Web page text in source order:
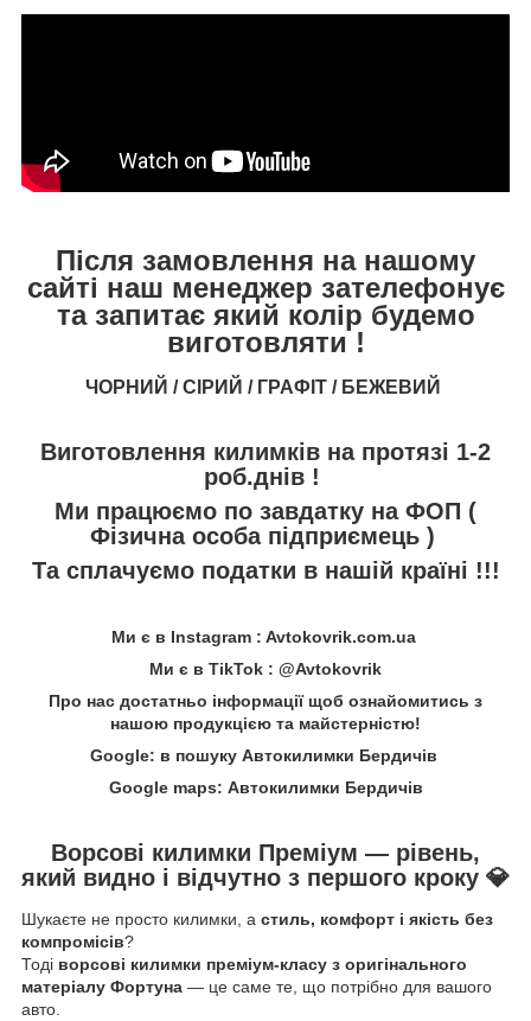
Після замовлення на нашому
сайті наш менеджер зателефонує
та запитає який колір будемо
виготовляти !
ЧОРНИЙ / СІРИЙ / ГРАФІТ / БЕЖЕВИЙ
Виготовлення килимків на протязі 1-2
роб.днів !
Ми працюємо по завдатку на ФОП (
Фізична особа підприємець )
Та сплачуємо податки в нашій країні !!!
Ми є в Instagram : Avtokovrik.com.ua
Ми є в TikTok : @Avtokovrik
Про нас достатньо інформації щоб ознайомитись з
нашою продукцією та майстерністю!
Google: в пошуку Автокилимки Бердичів
Google maps: Автокилимки Бердичів
Ворсові килимки Преміум — рівень,
який видно і відчутно з першого кроку 💎
Шукаєте не просто килимки, а стиль, комфорт і якість без
компромісів?
Тоді ворсові килимки преміум-класу з оригінального
матеріалу Фортуна — це саме те, що потрібно для вашого
авто.